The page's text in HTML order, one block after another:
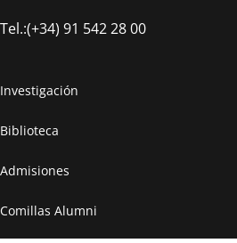
Tel.:(+34) 91 542 28 00
Investigación
Biblioteca
Admisiones
Comillas Alumni